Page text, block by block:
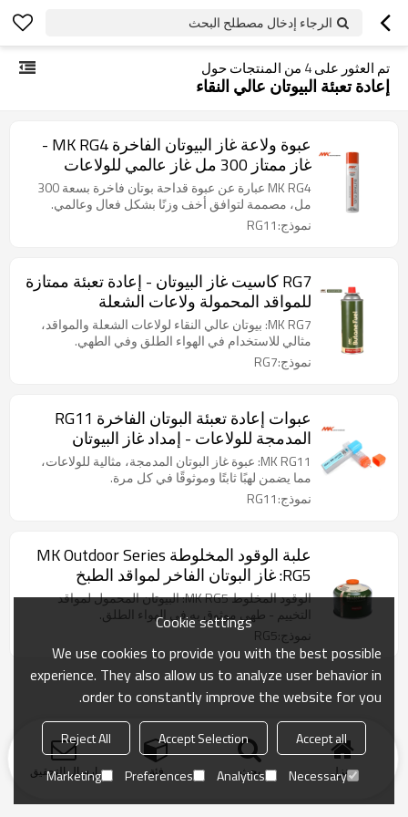
الرجاء إدخال مصطلح البحث
تم العثور على4 من المنتجات حول
إعادة تعبئة البيوتان عالي النقاء
عبوة ولاعة غاز البيوتان الفاخرة MK RG4 -
غاز ممتاز 300 مل غاز عالمي للولاعات
MK RG4 عبارة عن عبوة قداحة بوتان فاخرة بسعة 300
مل، مصممة لتوافق أخف وزنًا بشكل فعال وعالمي.
نموذج:RG11
RG7 كاسيت غاز البيوتان - إعادة تعبئة ممتازة
للمواقد المحمولة ولاعات الشعلة
MK RG7: بيوتان عالي النقاء لولاعات الشعلة والمواقد،
مثالي للاستخدام في الهواء الطلق وفي الطهي.
نموذج:RG7
عبوات إعادة تعبئة البوتان الفاخرة RG11
المدمجة للولاعات - إمداد غاز البيوتان
للتطبيقات المحمولة
MK RG11: عبوة غاز البوتان المدمجة، مثالية للولاعات،
مما يضمن لهبًا ثابتًا وموثوقًا في كل مرة.
نموذج:RG11
علبة الوقود المخلوطة MK Outdoor Series
RG5: غاز البوتان الفاخر لمواقد الطبخ
الخارجية
الوقود المخلوط MK RG5: البيوتان المحمول لمواقد
التخييم - طهي موثوق به في الهواء الطلق.
نموذج:RG5
منزل بحث فئة ارسال التحقيق
Cookie settings
We use cookies to provide you with the best possible
experience. They also allow us to analyze user behavior in
order to constantly improve the website for you.
Accept all
Accept Selection
Reject All
Necessary
Analytics
Preferences
Marketing